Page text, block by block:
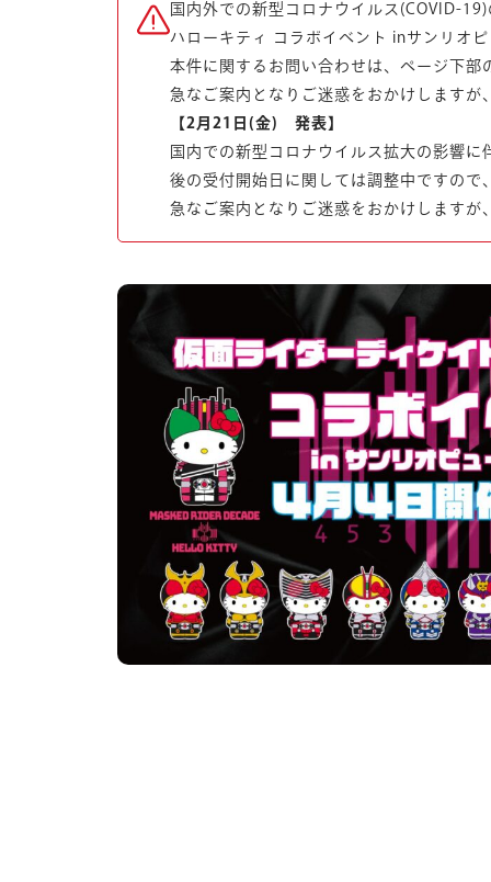
国内外での新型コロナウイルス(COVID-
ハローキティ コラボイベント inサンリオ
本件に関するお問い合わせは、ページ下
急なご案内となりご迷惑をおかけします
【2月21日(金) 発表】
国内での新型コロナウイルス拡大の影響
後の受付開始日に関しては調整中ですので
急なご案内となりご迷惑をおかけします